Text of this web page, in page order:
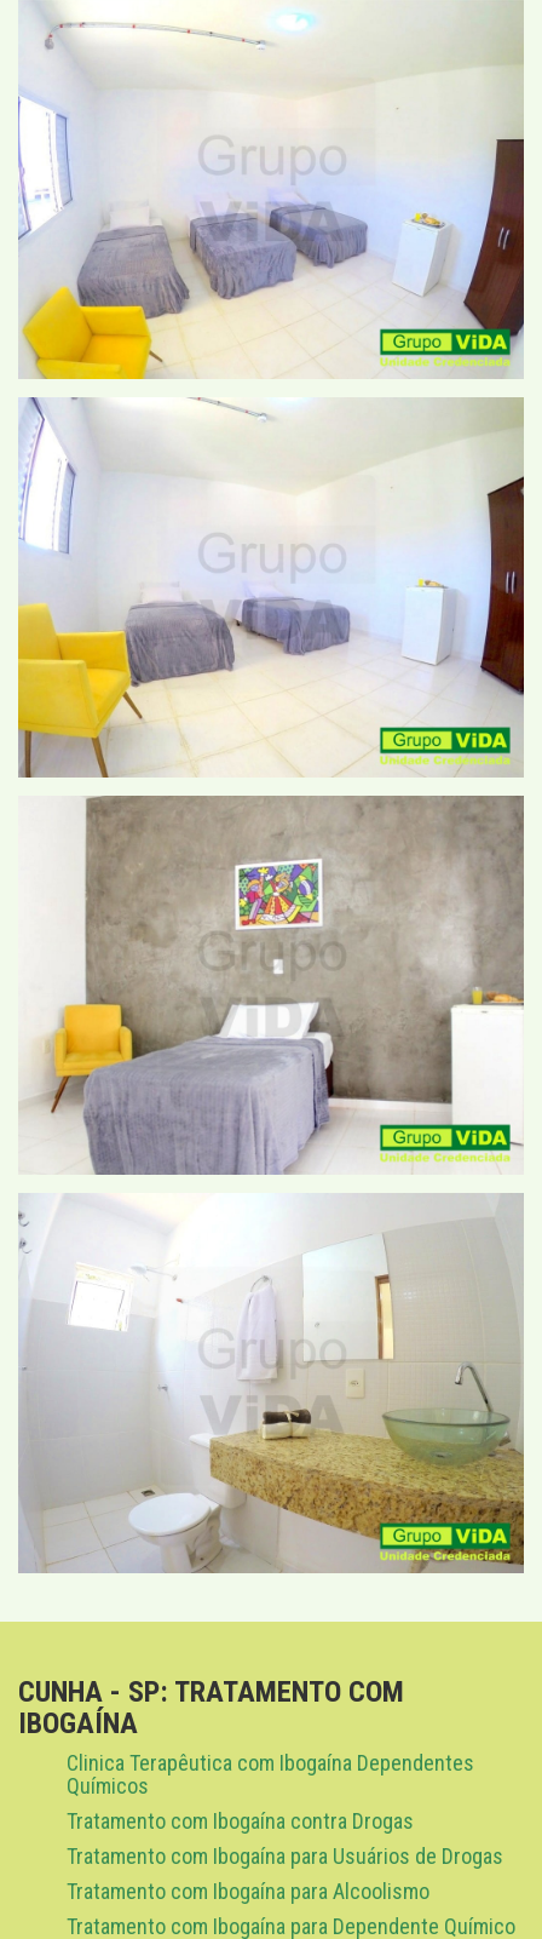
CUNHA - SP: TRATAMENTO COM
IBOGAÍNA
Clinica Terapêutica com Ibogaína Dependentes
Químicos
Tratamento com Ibogaína contra Drogas
Tratamento com Ibogaína para Usuários de Drogas
Tratamento com Ibogaína para Alcoolismo
Tratamento com Ibogaína para Dependente Químico